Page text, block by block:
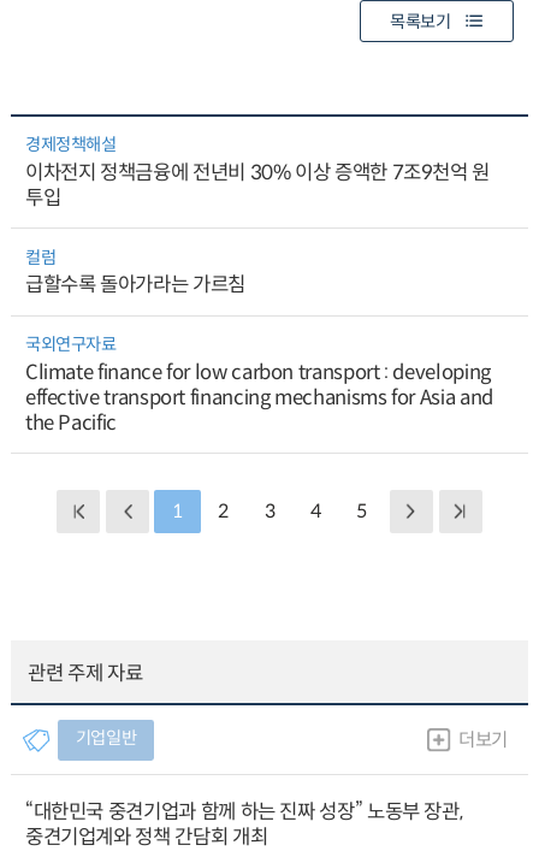
목록보기
경제정책해설
이차전지 정책금융에 전년비 30% 이상 증액한 7조9천억 원
투입
컬럼
급할수록 돌아가라는 가르침
국외연구자료
Climate finance for low carbon transport : developing
effective transport financing mechanisms for Asia and
the Pacific
1 2 3 4 5
관련 주제 자료
기업일반 더보기
“대한민국 중견기업과 함께 하는 진짜 성장” 노동부 장관,
중견기업계와 정책 간담회 개최